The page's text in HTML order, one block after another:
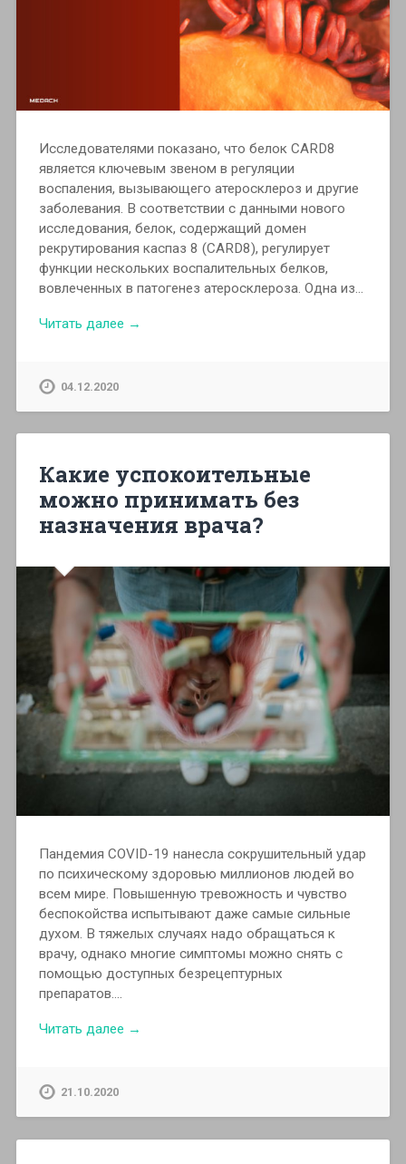
Исследователями показано, что белок CARD8
является ключевым звеном в регуляции
воспаления, вызывающего атеросклероз и другие
заболевания. В соответствии с данными нового
исследования, белок, содержащий домен
рекрутирования каспаз 8 (CARD8), регулирует
функции нескольких воспалительных белков,
вовлеченных в патогенез атеросклероза. Одна из…
Читать далее →
04.12.2020
Какие успокоительные
можно принимать без
назначения врача?
Пандемия COVID-19 нанесла сокрушительный удар
по психическому здоровью миллионов людей во
всем мире. Повышенную тревожность и чувство
беспокойства испытывают даже самые сильные
духом. В тяжелых случаях надо обращаться к
врачу, однако многие симптомы можно снять с
помощью доступных безрецептурных
препаратов….
Читать далее →
21.10.2020